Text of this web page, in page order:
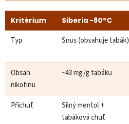
Kritérium Siberia -80°C
Typ Snus (obsahuje tabák)
Obsah
nikotinu
~43 mg/g tabáku
Příchuť
Silný mentol +
tabáková chuť